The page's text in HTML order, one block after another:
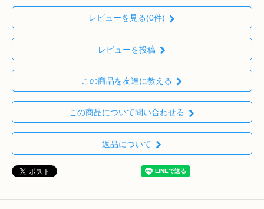
レビューを見る(0件)
レビューを投稿
この商品を友達に教える
この商品について問い合わせる
返品について